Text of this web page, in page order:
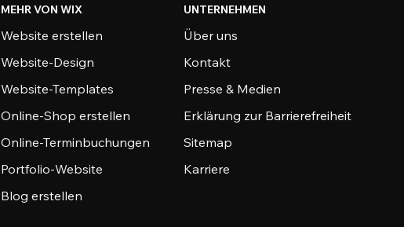
MEHR VON WIX
Website erstellen
Website-Design
Website-Templates
Online-Shop erstellen
Online-Terminbuchungen
Portfolio-Website
Blog erstellen
UNTERNEHMEN
Über uns
Kontakt
Presse & Medien
Erklärung zur Barrierefreiheit
Sitemap
Karriere